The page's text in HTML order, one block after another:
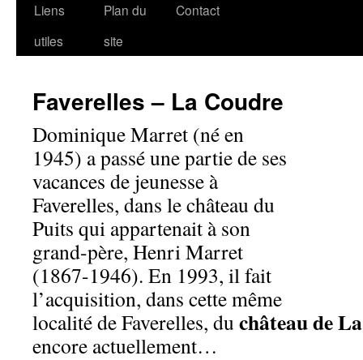
Liens
utiles
Plan du
site
Contact
Faverelles – La Coudre
Dominique Marret (né en
1945) a passé une partie de ses
vacances de jeunesse à
Faverelles, dans le château du
Puits qui appartenait à son
grand-père, Henri Marret
(1867-1946). En 1993, il fait
l’acquisition, dans cette même
localité de Faverelles, du château de
encore actuellement…